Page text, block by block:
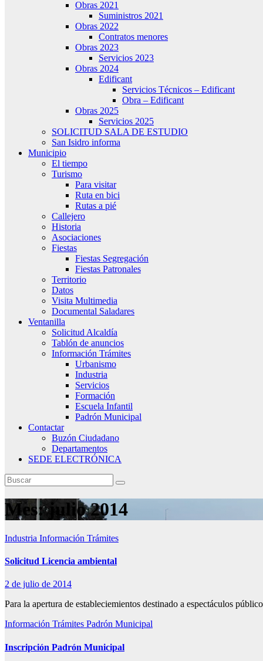
Obras 2021
Suministros 2021
Obras 2022
Contratos menores
Obras 2023
Servicios 2023
Obras 2024
Edificant
Servicios Técnicos – Edificant
Obra – Edificant
Obras 2025
Servicios 2025
SOLICITUD SALA DE ESTUDIO
San Isidro informa
Municipio
El tiempo
Turismo
Para visitar
Ruta en bici
Rutas a pié
Callejero
Historia
Asociaciones
Fiestas
Fiestas Segregación
Fiestas Patronales
Territorio
Datos
Visita Multimedia
Documental Saladares
Ventanilla
Solicitud Alcaldía
Tablón de anuncios
Información Trámites
Urbanismo
Industria
Servicios
Formación
Escuela Infantil
Padrón Municipal
Contactar
Buzón Ciudadano
Departamentos
SEDE ELECTRÓNICA
Mes:julio 2014
Industria Información Trámites
Solicitud Licencia ambiental
2 de julio de 2014
Para la apertura de estableciemientos destinado a espectáculos
Información Trámites Padrón Municipal
Inscripción Padrón Municipal